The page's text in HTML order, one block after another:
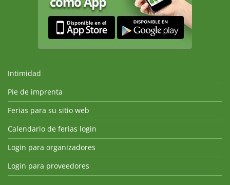
Intimidad
Pie de imprenta
Ferias para su sitio web
Calendario de ferias login
Login para organizadores
Login para proveedores